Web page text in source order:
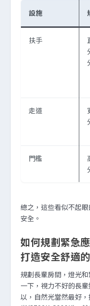
設施
扶手
走道
門檻
總之，這些看似不起
安全。
如何規劃緊急
打造安全舒適
規劃長輩房間，燈光
一下，視力不好的長
以，自然光當然最好